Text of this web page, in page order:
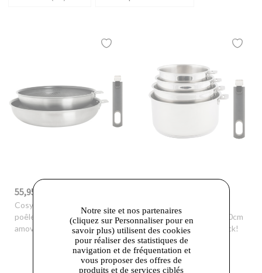
55,95 €
Cosy & Trendy
- Set 2
poêles 24/28cm + poignée
amovible Click!
Cosy & Trendy
casseroles 14/16/18/20cm
+ poignée amovible Click!
Notre site et nos partenaires
(cliquez sur Personnaliser pour en
savoir plus) utilisent des cookies
pour réaliser des statistiques de
navigation et de fréquentation et
vous proposer des offres de
produits et de services ciblés